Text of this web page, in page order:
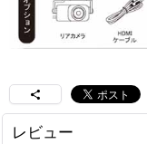
レビュー